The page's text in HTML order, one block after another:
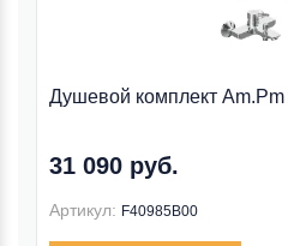
Душевой комплект
31 090 руб.
Артикул: F40985B00